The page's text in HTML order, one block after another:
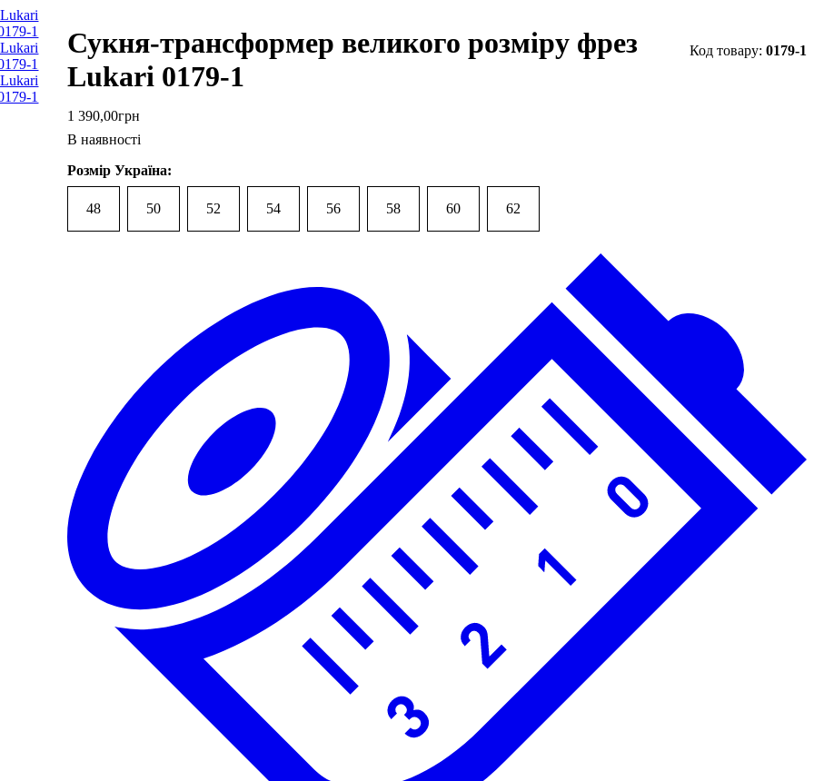
Сукня-трансформер великого розміру фрез
Lukari 0179-1
0179-1
1 390,00грн
В наявності
Розмір Україна:
48 50 52 54 56 58 60 62